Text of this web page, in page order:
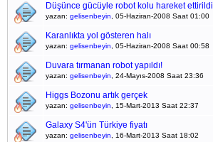
Düşünce gücüyle robot kolu hareket ettirildi
yazan: gelisenbeyin , 05-Haziran-2008 Saat 01:00
Karanlıkta yol gösteren halı
yazan: gelisenbeyin , 05-Haziran-2008 Saat 00:58
Duvara tırmanan robot yapıldı!
yazan: gelisenbeyin , 24-Mayıs-2008 Saat 23:36
Higgs Bozonu artık gerçek
yazan: gelisenbeyin , 15-Mart-2013 Saat 22:37
Galaxy S4'ün Türkiye fiyatı
yazan: gelisenbeyin , 16-Mart-2013 Saat 18:02